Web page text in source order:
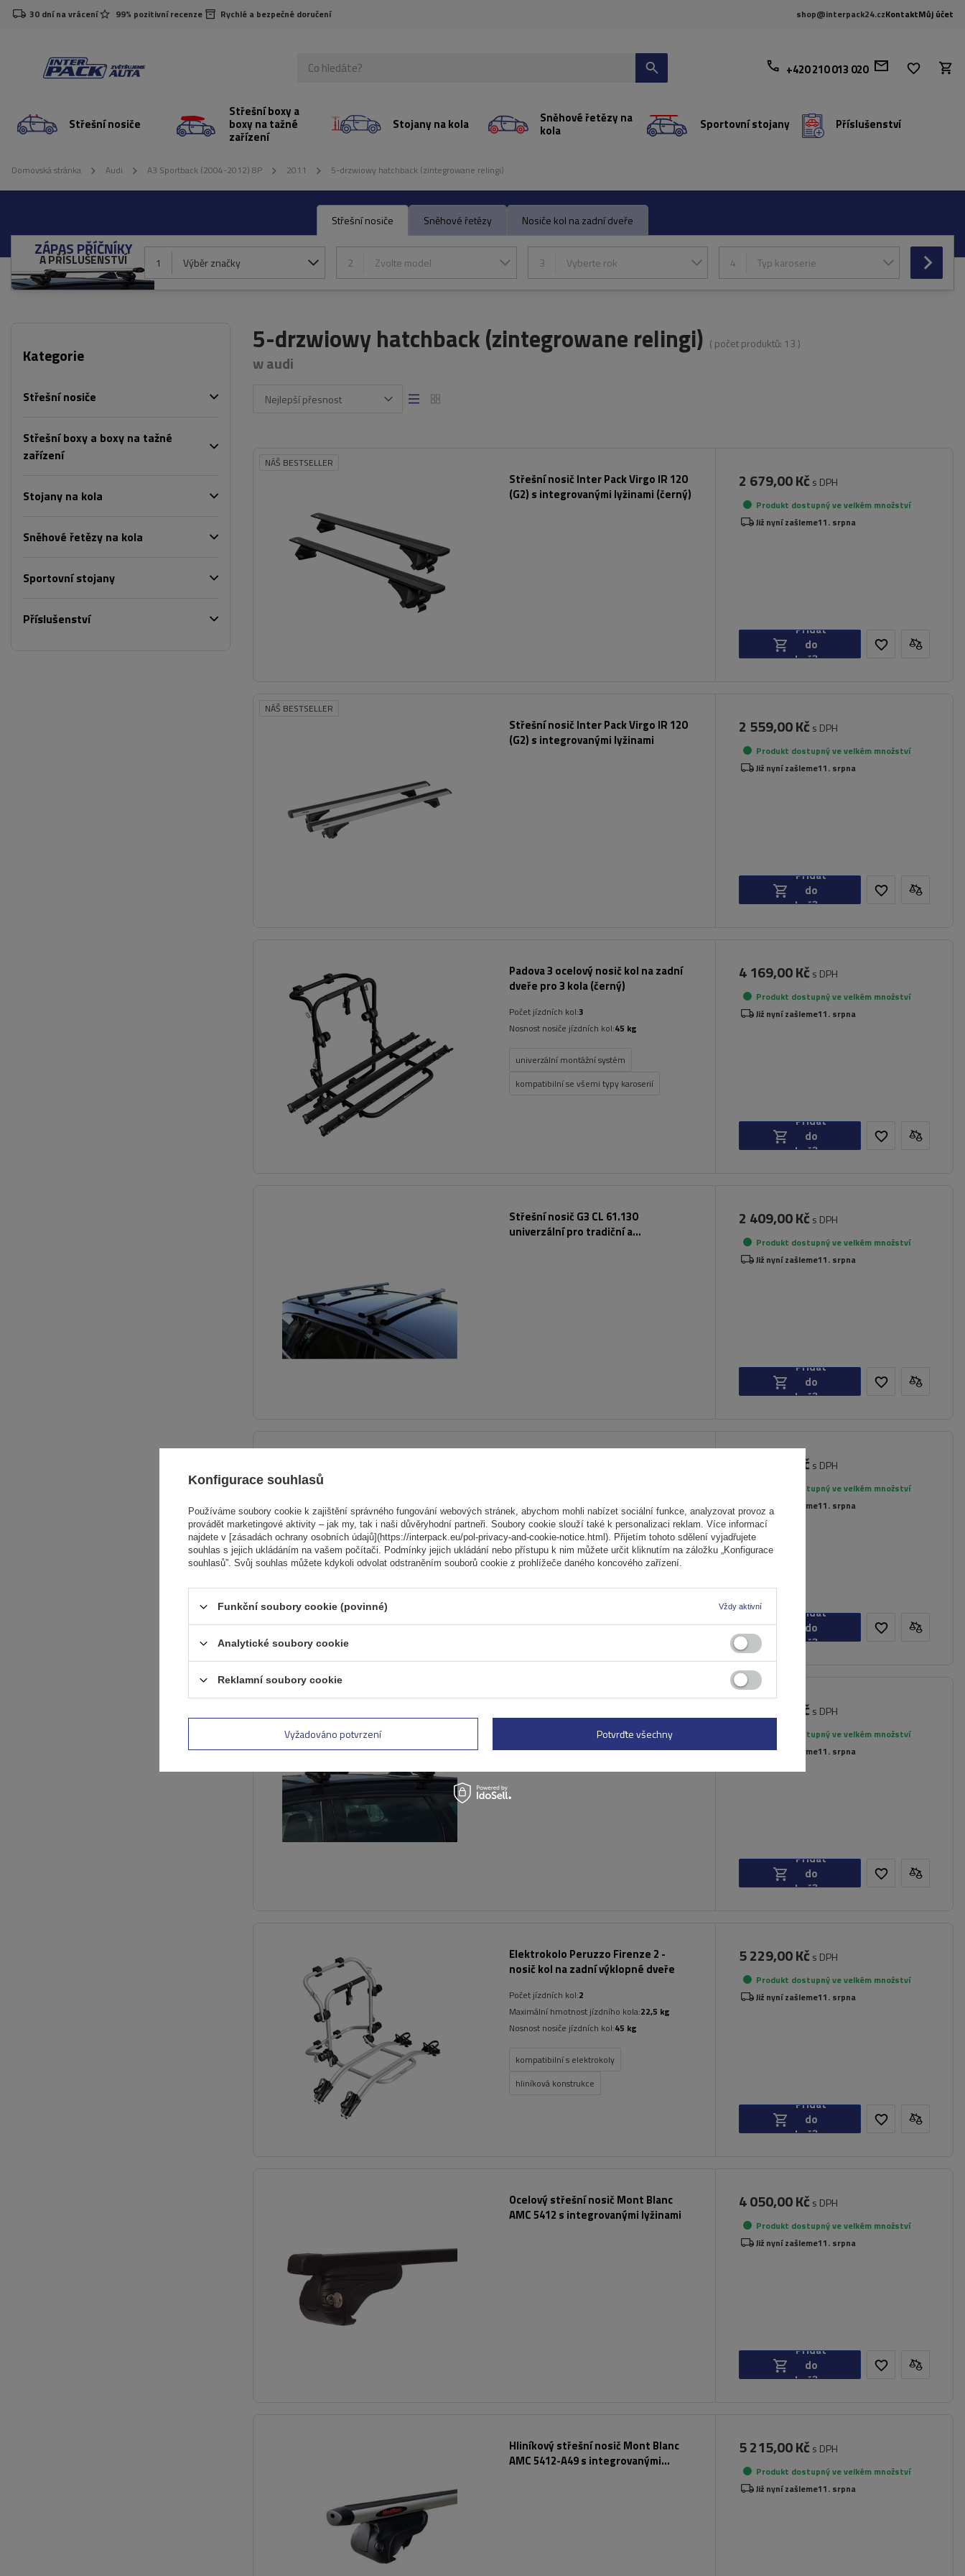
30 dní na vrácení 99% pozitivní recenze Rychlé a bezpečné doručení shop@interpack24.czKontaktMůj účet
+420 210 013 020
Střešní nosiče
Střešní boxy a
boxy na tažné
zařízení
Stojany na kola Sněhové řetězy na
kola Sportovní stojany Příslušenství
Domovská stránka Audi A3 Sportback (2004-2012) 8P 2011 5-drzwiowy hatchback (zintegrowane relingi)
Střešní nosiče Sněhové řetězy Nosiče kol na zadní dveře
ZÁPAS PŘÍČNÍKY
A PŘÍSLUŠENSTVÍ 1 Výběr značky 2 Zvolte model 3 Vyberte rok 4 Typ karoserie
Kategorie
Střešní nosiče
Střešní boxy a boxy na tažné
zařízení
Stojany na kola
Sněhové řetězy na kola
Sportovní stojany
Příslušenství
5-drzwiowy hatchback (zintegrowane relingi) ( počet produktů: 13 )
w audi
Nejlepší přesnost
NÁŠ BESTSELLER
Střešní nosič Inter Pack Virgo IR 120
(G2) s integrovanými lyžinami (černý)
2 679,00 Kč s DPH
Produkt dostupný ve velkém množství
Již nyní zašleme11. srpna
Přidat
do
košíku
NÁŠ BESTSELLER
Střešní nosič Inter Pack Virgo IR 120
(G2) s integrovanými lyžinami
2 559,00 Kč s DPH
Produkt dostupný ve velkém množství
Již nyní zašleme11. srpna
Přidat
do
košíku
Padova 3 ocelový nosič kol na zadní
dveře pro 3 kola (černý)
Počet jízdních kol:3
Nosnost nosiče jízdních kol:45 kg
univerzální montážní systém
kompatibilní se všemi typy karoserií
4 169,00 Kč s DPH
Produkt dostupný ve velkém množství
Již nyní zašleme11. srpna
Přidat
do
košíku
Střešní nosič G3 CL 61.130
univerzální pro tradiční a
2 409,00 Kč s DPH
Produkt dostupný ve velkém množství
Již nyní zašleme11. srpna
Přidat
do
košíku
2 919,00 Kč s DPH
Produkt dostupný ve velkém množství
Již nyní zašleme11. srpna
Přidat
do
košíku
tradiční i integrované hliníkové
3 869,00 Kč s DPH
Produkt dostupný ve velkém množství
Již nyní zašleme11. srpna
Přidat
do
košíku
Elektrokolo Peruzzo Firenze 2 -
nosič kol na zadní výklopné dveře
Počet jízdních kol:2
Maximální hmotnost jízdního kola:22,5 kg
Nosnost nosiče jízdních kol:45 kg
kompatibilní s elektrokoly
hliníková konstrukce
5 229,00 Kč s DPH
Produkt dostupný ve velkém množství
Již nyní zašleme11. srpna
Přidat
do
košíku
Ocelový střešní nosič Mont Blanc
AMC 5412 s integrovanými lyžinami
4 050,00 Kč s DPH
Produkt dostupný ve velkém množství
Již nyní zašleme11. srpna
Přidat
do
košíku
Hliníkový střešní nosič Mont Blanc
AMC 5412-A49 s integrovanými
5 215,00 Kč s DPH
Produkt dostupný ve velkém množství
Již nyní zašleme11. srpna
Konfigurace souhlasů
Používáme soubory cookie k zajištění správného fungování webových stránek, abychom mohli nabízet sociální funkce, analyzovat provoz a
provádět marketingové aktivity – jak my, tak i naši důvěryhodní partneři. Soubory cookie slouží také k personalizaci reklam. Více informací
najdete v [zásadách ochrany osobních údajů](https://interpack.eu/pol-privacy-and-cookie-notice.html). Přijetím tohoto sdělení vyjadřujete
souhlas s jejich ukládáním na vašem počítači. Podmínky jejich ukládání nebo přístupu k nim můžete určit kliknutím na záložku „Konfigurace
souhlasů”. Svůj souhlas můžete kdykoli odvolat odstraněním souborů cookie z prohlížeče daného koncového zařízení.
Funkční soubory cookie (povinné) Vždy aktivní
Analytické soubory cookie
Reklamní soubory cookie
Vyžadováno potvrzení Potvrďte všechny